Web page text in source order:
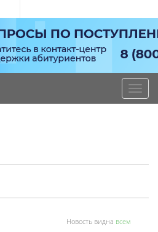
Новость видна всем